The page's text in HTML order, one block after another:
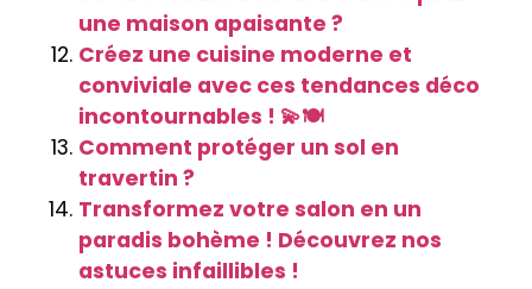
une maison apaisante ?
Créez une cuisine moderne et
conviviale avec ces tendances déco
incontournables ! 💫🍽️
Comment protéger un sol en
travertin ?
Transformez votre salon en un
paradis bohème ! Découvrez nos
astuces infaillibles !